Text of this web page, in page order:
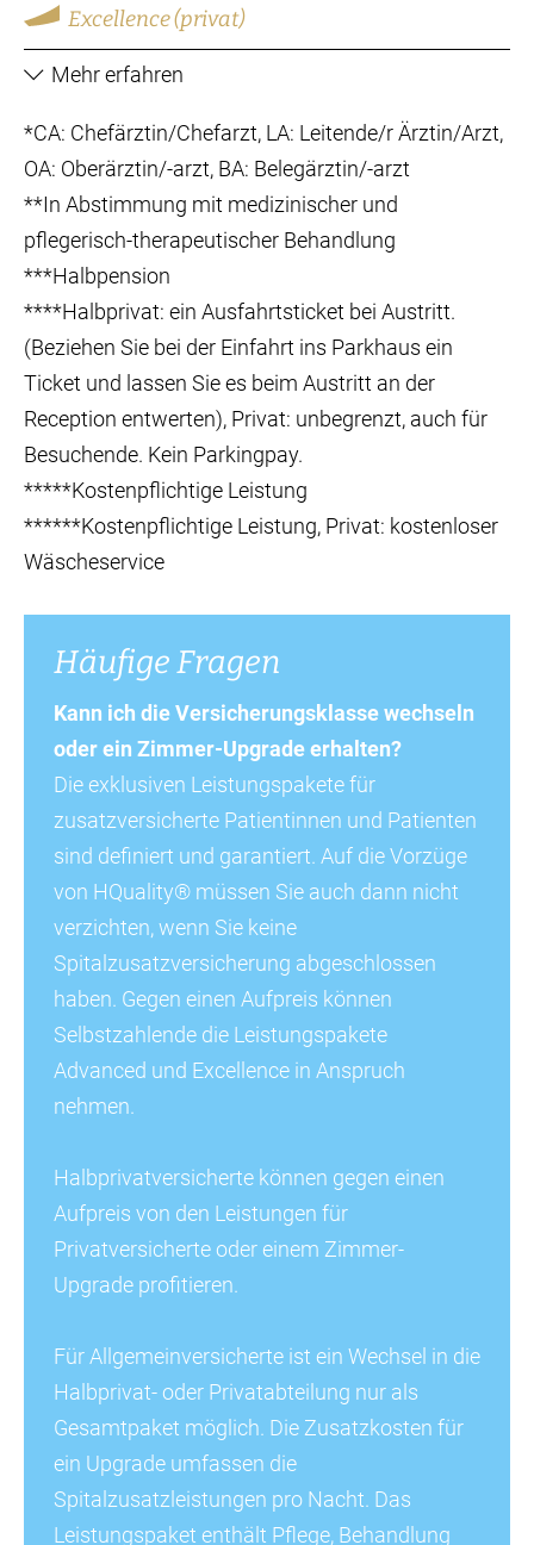
Excellence (privat)
Mehr erfahren
*CA: Chefärztin/Chefarzt, LA: Leitende/r Ärztin/Arzt,
OA: Oberärztin/-arzt, BA: Belegärztin/-arzt
**In Abstimmung mit medizinischer und
pflegerisch-therapeutischer Behandlung
***Halbpension
****Halbprivat: ein Ausfahrtsticket bei Austritt.
(Beziehen Sie bei der Einfahrt ins Parkhaus ein
Ticket und lassen Sie es beim Austritt an der
Reception entwerten), Privat: unbegrenzt, auch für
Besuchende. Kein Parkingpay.
*****Kostenpflichtige Leistung
******Kostenpflichtige Leistung, Privat: kostenloser
Wäscheservice
Häufige Fragen
Kann ich die Versicherungsklasse wechseln
oder ein Zimmer-Upgrade erhalten?
Die exklusiven Leistungspakete für
zusatzversicherte Patientinnen und Patienten
sind definiert und garantiert. Auf die Vorzüge
von HQuality® müssen Sie auch dann nicht
verzichten, wenn Sie keine
Spitalzusatzversicherung abgeschlossen
haben. Gegen einen Aufpreis können
Selbstzahlende die Leistungspakete
Advanced und Excellence in Anspruch
nehmen.
Halbprivatversicherte können gegen einen
Aufpreis von den Leistungen für
Privatversicherte oder einem Zimmer-
Upgrade profitieren.
Für Allgemeinversicherte ist ein Wechsel in die
Halbprivat- oder Privatabteilung nur als
Gesamtpaket möglich. Die Zusatzkosten für
ein Upgrade umfassen die
Spitalzusatzleistungen pro Nacht. Das
Leistungspaket enthält Pflege, Behandlung